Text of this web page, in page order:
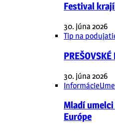
Festival
30. júna 2026
Tip na
30. júna 2026
Informácie
Mladí
Európe